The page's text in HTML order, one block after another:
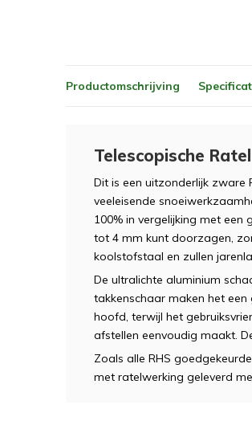
Productomschrijving
Telescopische
Dit is een uitzonderlijk zware
veeleisende
100% in vergelijking met
tot 4 mm kunt doorzagen,
koolstofstaal en zullen
De ultralichte aluminium
takkenschaar maken het
hoofd, terwijl het
afstellen eenvoudig maakt.
Zoals alle RHS
met ratelwerking geleverd